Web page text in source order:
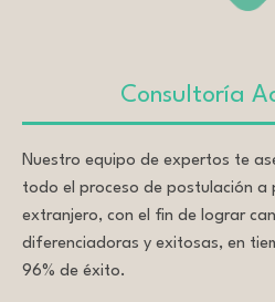
Consultoría
Nuestro equipo de expertos te
todo el proceso de postulación a
extranjero, con el fin de lograr
diferenciadoras y exitosas, en
96% de éxito.